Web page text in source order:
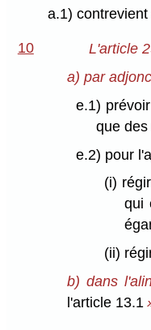
a.1)
10
L'article
a) par
e.1)
que
e.2) pour
(i)
qui
(ii)
b) dans
l'article 13.1